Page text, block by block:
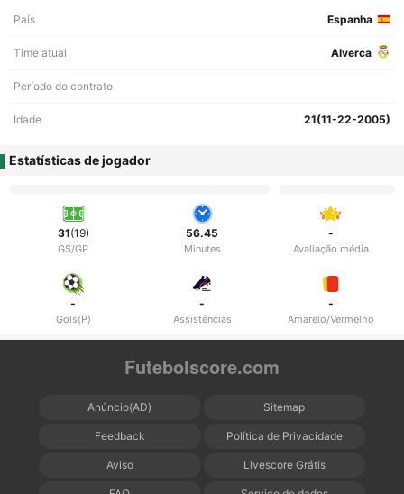
País Espanha
Time atual Alverca
Período do contrato
Idade 21(11-22-2005)
Estatísticas de jogador
31(19)
GS/GP
56.45
Minutes
-
Avaliação média
-
Gols(P)
-
Assistências
-
Amarelo/Vermelho
Futebolscore.com
Anúncio(AD) Sitemap
Feedback Política de Privacidade
Aviso Livescore Grátis